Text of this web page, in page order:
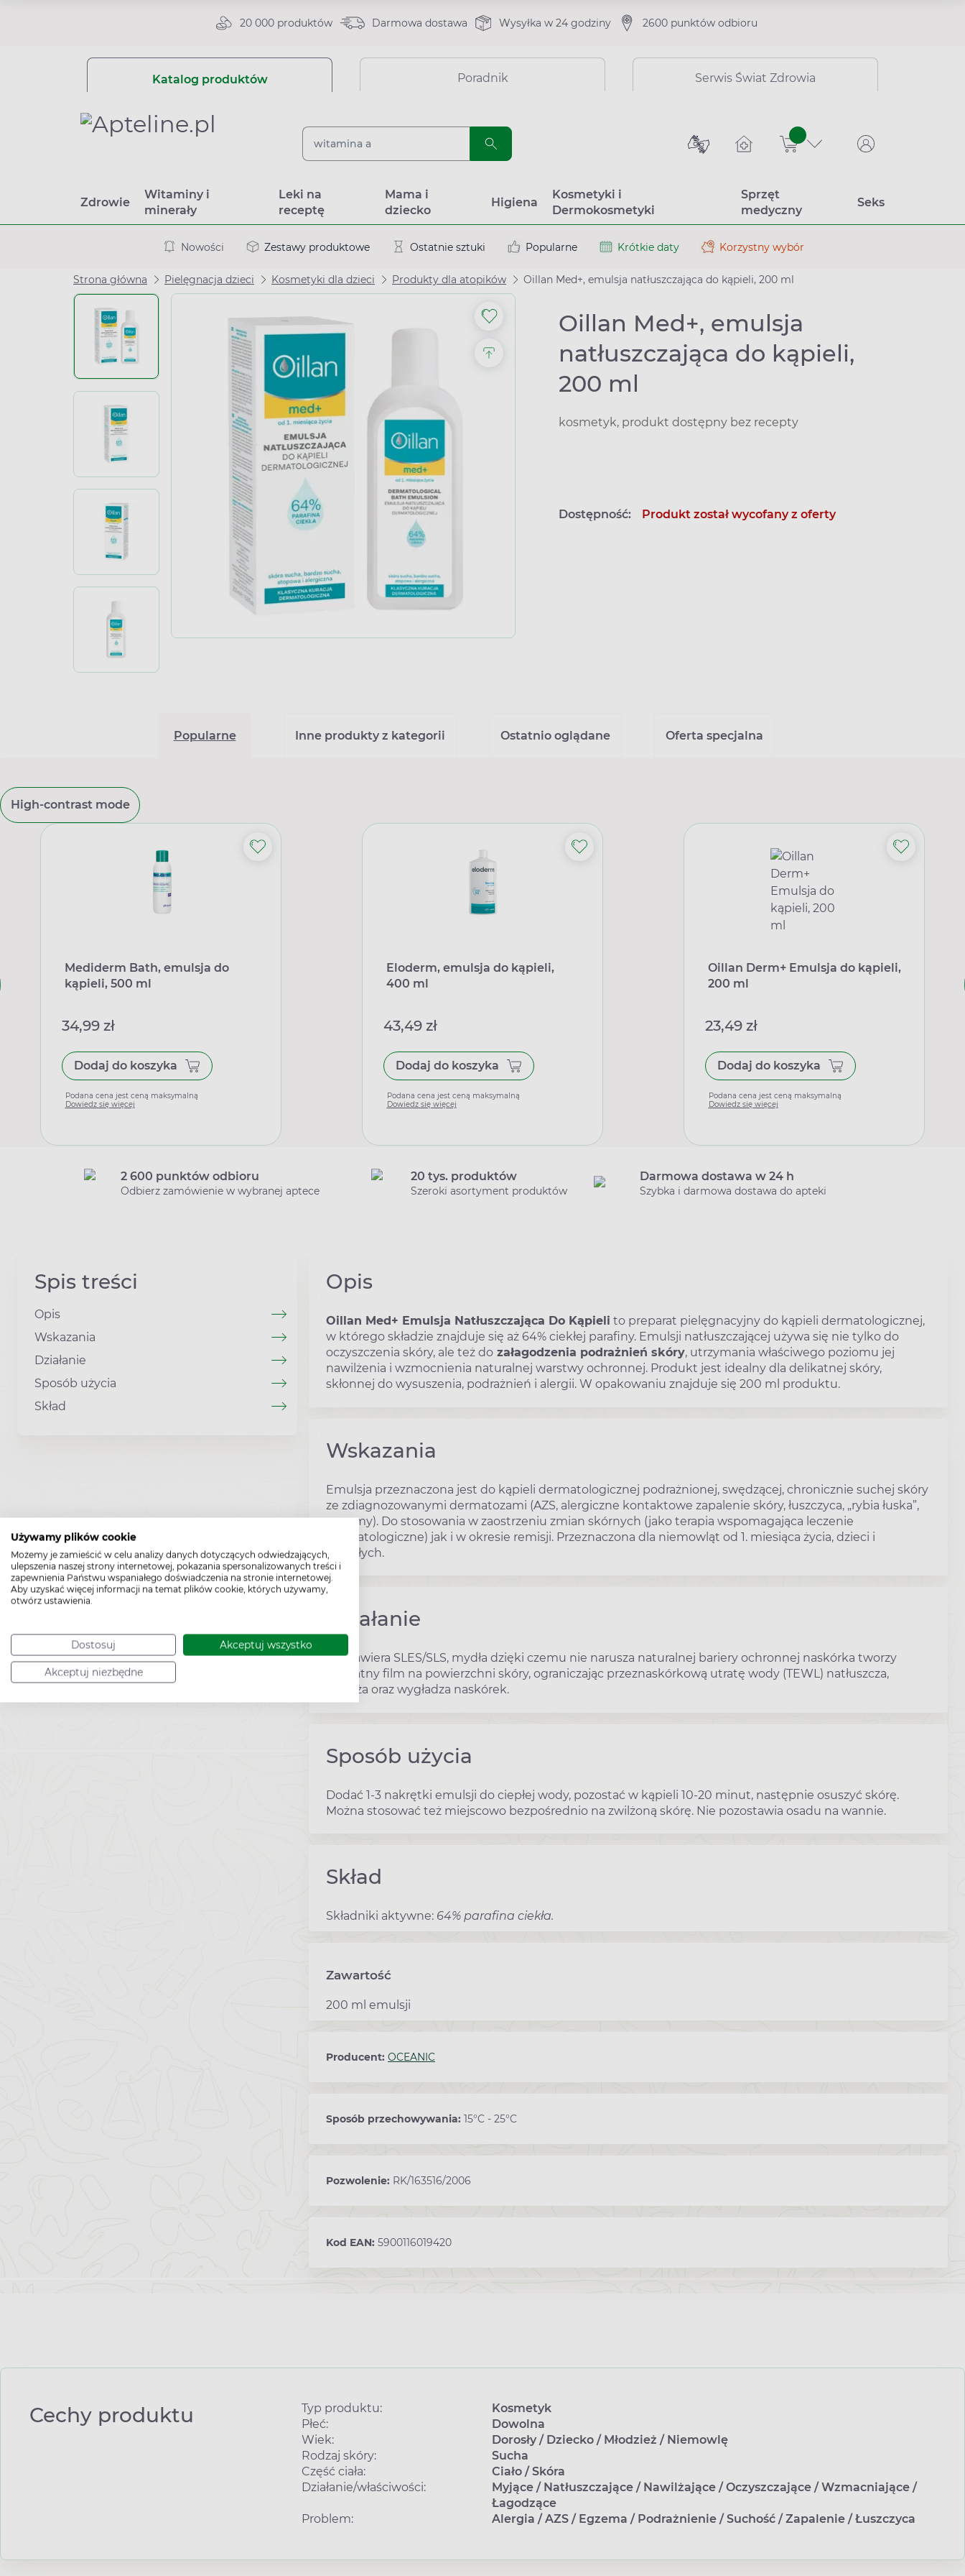
Używamy plików cookie
Możemy je zamieścić w celu analizy danych dotyczących odwiedzających,
ulepszenia naszej strony internetowej, pokazania spersonalizowanych treści i
zapewnienia Państwu wspaniałego doświadczenia na stronie internetowej.
Aby uzyskać więcej informacji na temat plików cookie, których używamy,
otwórz ustawienia.
Dostosuj Akceptuj wszystko
Akceptuj niezbędne
20 000 produktów Darmowa dostawa Wysyłka w 24 godziny 2600 punktów odbioru
Katalog produktów Poradnik Serwis Świat Zdrowia
sztuk
Zdrowie
Witaminy i
minerały
Leki na
receptę
Mama i
dziecko
Higiena
Kosmetyki i
Dermokosmetyki
Sprzęt
medyczny
Seks
Nowości Zestawy produktowe Ostatnie sztuki Popularne Krótkie daty Korzystny wybór
Strona główna Pielęgnacja dzieci Kosmetyki dla dzieci Produkty dla atopików Oillan Med+, emulsja natłuszczająca do kąpieli, 200 ml
Oillan Med+, emulsja
natłuszczająca do kąpieli,
200 ml
kosmetyk, produkt dostępny bez recepty
Dostępność: Produkt został wycofany z oferty
Popularne Inne produkty z kategorii Ostatnio oglądane Oferta specjalna
High-contrast mode
Mediderm Bath, emulsja do
kąpieli, 500 ml
34,99 zł
Dodaj do koszyka
Podana cena jest ceną maksymalną
Dowiedz się więcej
Eloderm, emulsja do kąpieli,
400 ml
43,49 zł
Dodaj do koszyka
Podana cena jest ceną maksymalną
Dowiedz się więcej
Oillan Derm+ Emulsja do kąpieli,
200 ml
23,49 zł
Dodaj do koszyka
Podana cena jest ceną maksymalną
Dowiedz się więcej
2 600 punktów odbioru
Odbierz zamówienie w wybranej aptece
20 tys. produktów
Szeroki asortyment produktów
Darmowa dostawa w 24 h
Szybka i darmowa dostawa do apteki
Spis treści
Opis
Wskazania
Działanie
Sposób użycia
Skład
Opis
Oillan Med+ Emulsja Natłuszczająca Do Kąpieli to preparat pielęgnacyjny do kąpieli dermatologicznej,
w którego składzie znajduje się aż 64% ciekłej parafiny. Emulsji natłuszczającej używa się nie tylko do
oczyszczenia skóry, ale też do załagodzenia podrażnień skóry, utrzymania właściwego poziomu jej
nawilżenia i wzmocnienia naturalnej warstwy ochronnej. Produkt jest idealny dla delikatnej skóry,
skłonnej do wysuszenia, podrażnień i alergii. W opakowaniu znajduje się 200 ml produktu.
Wskazania
Emulsja przeznaczona jest do kąpieli dermatologicznej podrażnionej, swędzącej, chronicznie suchej skóry
ze zdiagnozowanymi dermatozami (AZS, alergiczne kontaktowe zapalenie skóry, łuszczyca, „rybia łuska”,
egzemy). Do stosowania w zaostrzeniu zmian skórnych (jako terapia wspomagająca leczenie
dermatologiczne) jak i w okresie remisji. Przeznaczona dla niemowląt od 1. miesiąca życia, dzieci i
dorosłych.
Działanie
Nie zawiera SLES/SLS, mydła dzięki czemu nie narusza naturalnej bariery ochronnej naskórka tworzy
delikatny film na powierzchni skóry, ograniczając przeznaskórkową utratę wody (TEWL) natłuszcza,
nawilża oraz wygładza naskórek.
Sposób użycia
Dodać 1-3 nakrętki emulsji do ciepłej wody, pozostać w kąpieli 10-20 minut, następnie osuszyć skórę.
Można stosować też miejscowo bezpośrednio na zwilżoną skórę. Nie pozostawia osadu na wannie.
Skład
Składniki aktywne: 64% parafina ciekła.
Zawartość
200 ml emulsji
Producent: OCEANIC
Sposób przechowywania: 15°C - 25°C
Pozwolenie: RK/163516/2006
Kod EAN: 5900116019420
Cechy produktu Typ produktu:
Kosmetyk
Płeć:
Dowolna
Wiek:
Dorosły/ Dziecko/ Młodzież / Niemowlę
Rodzaj skóry:
Sucha
Część ciała:
Ciało/ Skóra
Działanie/właściwości:
Myjące/ Natłuszczające/ Nawilżające/ Oczyszczające/ Wzmacniające/
Łagodzące
Problem:
Alergia / AZS/ Egzema / Podrażnienie/ Suchość/ Zapalenie/ Łuszczyca